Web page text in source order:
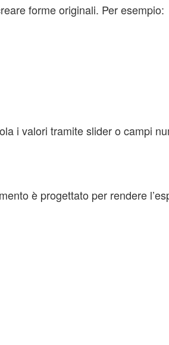
forme originali. Per esempio:
i valori tramite slider o campi
è progettato per rendere